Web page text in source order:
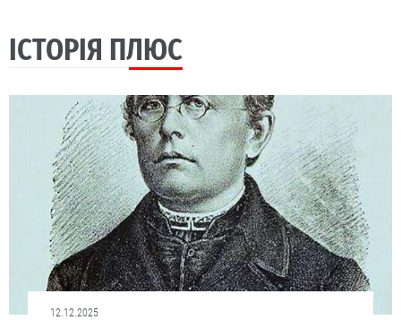
ІСТОРІЯ ПЛЮС
12.12.2025